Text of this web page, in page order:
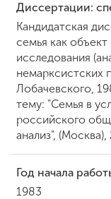
ENG SPN
комиссия
Диссертации:
Кандидатская
семья как
исследования
Лобачевского,
тему: "Семья в
российского
анализ", (Москва),
Год начала
1983